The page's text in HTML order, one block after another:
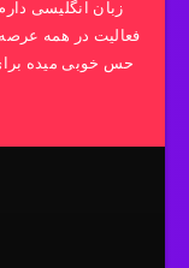
فعالیت در همه
حس خوبی میده برای